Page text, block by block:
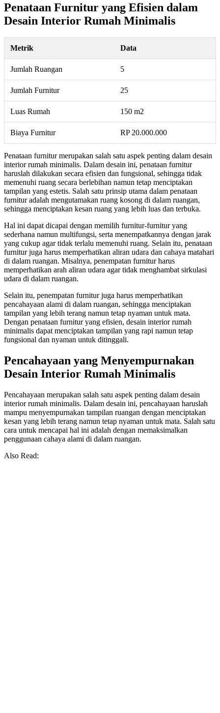
Penataan Furnitur yang Efisien dalam
Desain Interior Rumah Minimalis
Metrik Data
Jumlah Ruangan 5
Jumlah Furnitur 25
Luas Rumah 150 m2
Biaya Furnitur RP 20.000.000
Penataan furnitur merupakan salah satu aspek penting dalam desain
interior rumah minimalis. Dalam desain ini, penataan furnitur
haruslah dilakukan secara efisien dan fungsional, sehingga tidak
memenuhi ruang secara berlebihan namun tetap menciptakan
tampilan yang estetis. Salah satu prinsip utama dalam penataan
furnitur adalah mengutamakan ruang kosong di dalam ruangan,
sehingga menciptakan kesan ruang yang lebih luas dan terbuka.
Hal ini dapat dicapai dengan memilih furnitur-furnitur yang
sederhana namun multifungsi, serta menempatkannya dengan jarak
yang cukup agar tidak terlalu memenuhi ruang. Selain itu, penataan
furnitur juga harus memperhatikan aliran udara dan cahaya matahari
di dalam ruangan. Misalnya, penempatan furnitur harus
memperhatikan arah aliran udara agar tidak menghambat sirkulasi
udara di dalam ruangan.
Selain itu, penempatan furnitur juga harus memperhatikan
pencahayaan alami di dalam ruangan, sehingga menciptakan
tampilan yang lebih terang namun tetap nyaman untuk mata.
Dengan penataan furnitur yang efisien, desain interior rumah
minimalis dapat menciptakan tampilan yang rapi namun tetap
fungsional dan nyaman untuk ditinggali.
Pencahayaan yang Menyempurnakan
Desain Interior Rumah Minimalis
Pencahayaan merupakan salah satu aspek penting dalam desain
interior rumah minimalis. Dalam desain ini, pencahayaan haruslah
mampu menyempurnakan tampilan ruangan dengan menciptakan
kesan yang lebih terang namun tetap nyaman untuk mata. Salah satu
cara untuk mencapai hal ini adalah dengan memaksimalkan
penggunaan cahaya alami di dalam ruangan.
Also Read: